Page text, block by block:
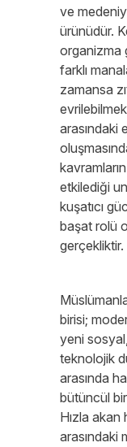
ve
ürünüdür.
organizma
farklı
zamansa
arasındaki
etkilediği
kuşatıcı
başat rolü
gerçekliktir.
birisi;
yeni
teknolojik
arasında
bütüncül bir
Hızla
arasındaki